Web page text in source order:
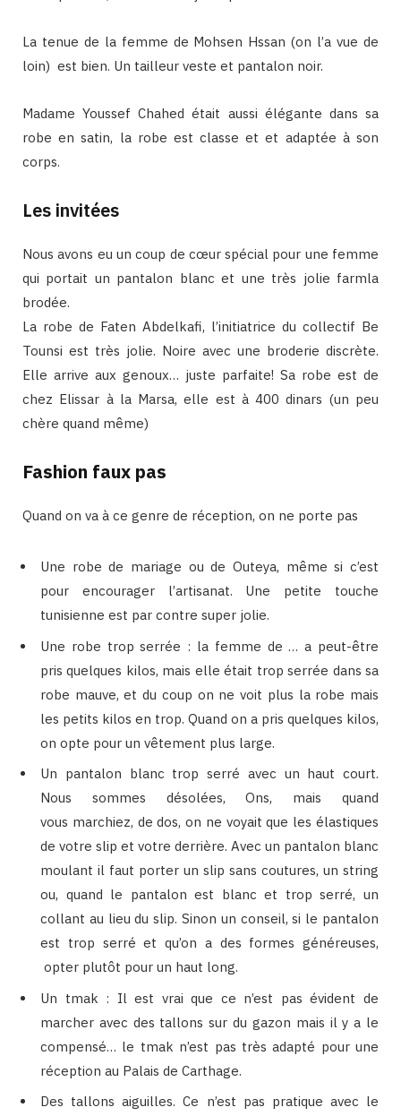
La tenue de la femme de Mohsen Hssan (on l’a vue de
loin) est bien. Un tailleur veste et pantalon noir.
Madame Youssef Chahed était aussi élégante dans sa
robe en satin, la robe est classe et et adaptée à son
corps.
Les invitées
Nous avons eu un coup de cœur spécial pour une femme
qui portait un pantalon blanc et une très jolie farmla
brodée.
La robe de Faten Abdelkafi, l’initiatrice du collectif Be
Tounsi est très jolie. Noire avec une broderie discrète.
Elle arrive aux genoux… juste parfaite! Sa robe est de
chez Elissar à la Marsa, elle est à 400 dinars (un peu
chère quand même)
Fashion faux pas
Quand on va à ce genre de réception, on ne porte pas
Une robe de mariage ou de Outeya, même si c’est
pour encourager l’artisanat. Une petite touche
tunisienne est par contre super jolie.
Une robe trop serrée : la femme de … a peut-être
pris quelques kilos, mais elle était trop serrée dans sa
robe mauve, et du coup on ne voit plus la robe mais
les petits kilos en trop. Quand on a pris quelques kilos,
on opte pour un vêtement plus large.
Un pantalon blanc trop serré avec un haut court.
Nous sommes désolées, Ons, mais quand
vous marchiez, de dos, on ne voyait que les élastiques
de votre slip et votre derrière. Avec un pantalon blanc
moulant il faut porter un slip sans coutures, un string
ou, quand le pantalon est blanc et trop serré, un
collant au lieu du slip. Sinon un conseil, si le pantalon
est trop serré et qu’on a des formes généreuses,
opter plutôt pour un haut long.
Un tmak : Il est vrai que ce n’est pas évident de
marcher avec des tallons sur du gazon mais il y a le
compensé… le tmak n’est pas très adapté pour une
réception au Palais de Carthage.
Des tallons aiguilles. Ce n’est pas pratique avec le